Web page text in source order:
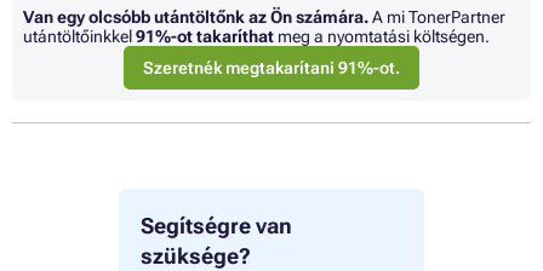
Segítségre van
szüksége?
Van egy olcsóbb utántöltőnk az Ön számára.A mi TonerPartner
utántöltőinkkel91%-ot takaríthat meg a nyomtatási költségen.
Szeretnék megtakarítani 91%-ot.